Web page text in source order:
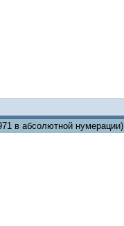
в абсолютной нумерации)